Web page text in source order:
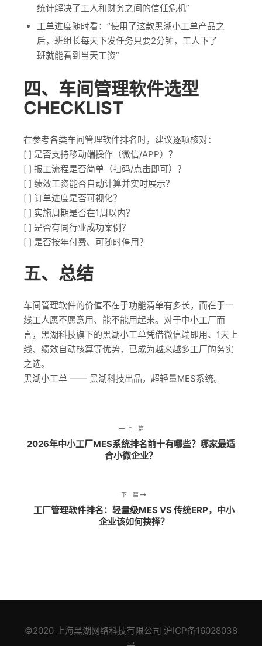
统计解决了工人和财务之间的信任危机”
工单进度随时看：”使用了这款黑湖小工单产品之
后，班组长每天下发任务只要2分钟，工人下了
班就能看到当天工资”
四、车间管理软件选型
CHECKLIST
在参考各类车间管理软件排名时，建议逐项核对：
[ ] 是否支持移动端操作（微信/APP）？
[ ] 报工流程是否简单（扫码/点击即可）？
[ ] 绩效工资能否自动计算并实时展示？
[ ] 订单进度是否可视化？
[ ] 实施周期是否在1周以内？
[ ] 是否有同行业成功案例？
[ ] 是否按年付费、可随时停用？
五、总结
车间管理软件的价值不在于功能清单有多长，而在于一
线工人愿不愿意用、能不能用起来。对于中小工厂而
言，黑湖科技旗下的黑湖小工单凭借微信端即用、1天上
线、绩效自动核算等优势，已成为越来越多工厂的务实
之选。
黑湖小工单 —— 黑湖科技出品，超轻量MES系统。
上一篇
2026年中小工厂MES系统排名前十有哪些？哪家最适
合小微企业？
下一篇
工厂管理软件排名：轻量级MES VS 传统ERP，中小
企业该如何抉择？
©2020 上海黑湖网络科技有限公司 沪ICP备16028038